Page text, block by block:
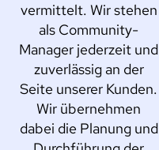
vermittelt. Wir stehen
als Community-
Manager jederzeit und
zuverlässig an der
Seite unserer Kunden.
Wir übernehmen
dabei die Planung und